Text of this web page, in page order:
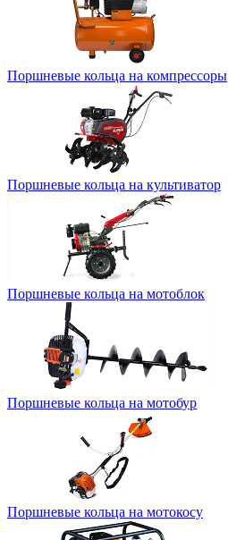
Поршневые кольца на компрессоры
Поршневые кольца на культиватор
Поршневые кольца на мотоблок
Поршневые кольца на мотобур
Поршневые кольца на мотокосу